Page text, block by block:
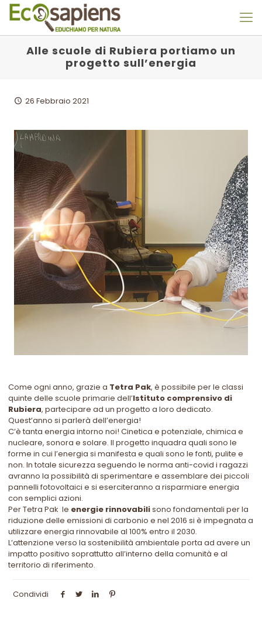
Alle scuole di Rubiera portiamo un
progetto sull’energia
26 Febbraio 2021
Come ogni anno, grazie a Tetra Pak, è possibile per le classi
quinte delle scuole primarie dell’Istituto comprensivo di
Rubiera, partecipare ad un progetto a loro dedicato.
Quest’anno si parlerà dell’energia!
C’è tanta energia intorno noi! Cinetica e potenziale, chimica e
nucleare, sonora e solare. Il progetto inquadra quali sono le
forme in cui l’energia si manifesta e quali sono le fonti, pulite e
non. In totale sicurezza seguendo le norma anti-covid i ragazzi
avranno la possibilità di sperimentare e assemblare dei piccoli
pannelli fotovoltaici e si eserciteranno a risparmiare energia
con semplici azioni.
Per Tetra Pak le energie rinnovabilisono fondamentali per la
riduzione delle emissioni di carbonio e nel 2016 si è impegnata a
utilizzare energia rinnovabile al 100% entro il 2030.
L’attenzione verso la sostenibilità ambientale porta ad avere un
impatto positivo soprattutto all’interno della comunità e al
territorio di riferimento.
Condividi